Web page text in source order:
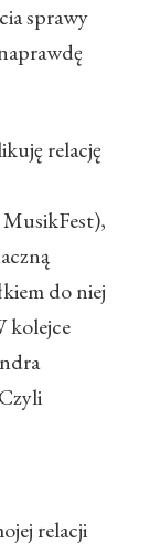
sprawy
relację
do niej
kolejce
relacji